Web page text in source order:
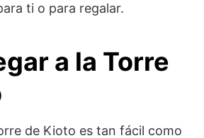
ti o para regalar.
a la Torre
de Kioto es tan fácil como